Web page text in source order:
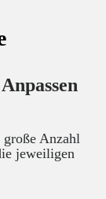
Anzahl
jeweiligen